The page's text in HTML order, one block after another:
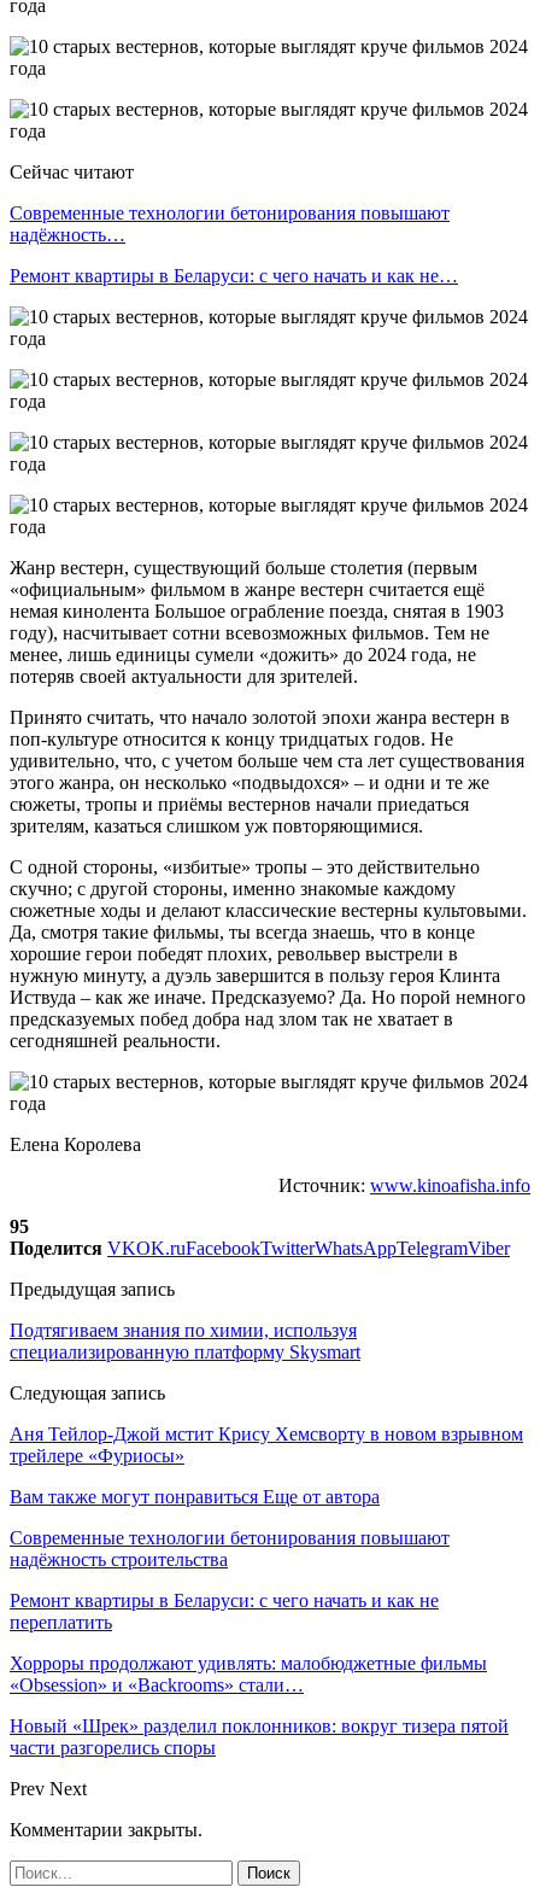
Сейчас читают
Современные технологии бетонирования повышают
надёжность…
Ремонт квартиры в Беларуси: с чего начать и как не…
Жанр вестерн, существующий больше столетия (первым
«официальным» фильмом в жанре вестерн считается ещё
немая кинолента Большое ограбление поезда, снятая в 1903
году), насчитывает сотни всевозможных фильмов. Тем не
менее, лишь единицы сумели «дожить» до 2024 года, не
потеряв своей актуальности для зрителей.
Принято считать, что начало золотой эпохи жанра вестерн в
поп-культуре относится к концу тридцатых годов. Не
удивительно, что, с учетом больше чем ста лет существования
этого жанра, он несколько «подвыдохся» – и одни и те же
сюжеты, тропы и приёмы вестернов начали приедаться
зрителям, казаться слишком уж повторяющимися.
С одной стороны, «избитые» тропы – это действительно
скучно; с другой стороны, именно знакомые каждому
сюжетные ходы и делают классические вестерны культовыми.
Да, смотря такие фильмы, ты всегда знаешь, что в конце
хорошие герои победят плохих, револьвер выстрели в
нужную минуту, а дуэль завершится в пользу героя Клинта
Иствуда – как же иначе. Предсказуемо? Да. Но порой немного
предсказуемых побед добра над злом так не хватает в
сегодняшней реальности.
Елена Королева
Источник: www.kinoafisha.info
95
Поделится VKOK.ruFacebookTwitterWhatsAppTelegramViber
Предыдущая запись
Подтягиваем знания по химии, используя
специализированную платформу Skysmart
Следующая запись
Аня Тейлор-Джой мстит Крису Хемсворту в новом взрывном
трейлере «Фуриосы»
Вам также могут понравиться Еще от автора
Современные технологии бетонирования повышают
надёжность строительства
Ремонт квартиры в Беларуси: с чего начать и как не
переплатить
Хорроры продолжают удивлять: малобюджетные фильмы
«Obsession» и «Backrooms» стали…
Новый «Шрек» разделил поклонников: вокруг тизера пятой
части разгорелись споры
Prev Next
Комментарии закрыты.